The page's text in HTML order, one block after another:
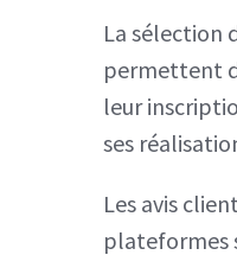
La sélection
permettent
leur
ses
Les avis
plateformes